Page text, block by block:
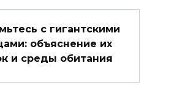
с гигантскими
объяснение их
и среды обитания